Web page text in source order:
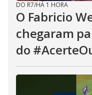
DO R7/HÁ 1 HORA
O Fabricio
chegaram
do